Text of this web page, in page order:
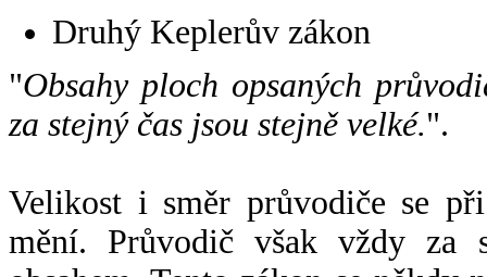
Druhý Keplerův zákon
"Obsahy ploch opsaných
za stejný čas jsou stejně velké.".
Velikost i směr průvodiče se
mění. Průvodič však vždy za